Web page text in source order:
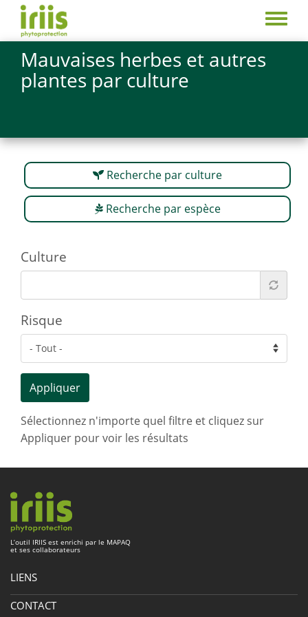
Aller
contenu
principal
Toggle
menu
Mauvaises herbes et autres
plantes par culture
Recherche par culture
Recherche par espèce
Culture
Risque
Appliquer
Sélectionnez n'importe quel filtre et cliquez sur
Appliquer pour voir les résultats
L’outil IRIIS est enrichi par le MAPAQ
et ses collaborateurs
LIENS
À propos
CONTACT